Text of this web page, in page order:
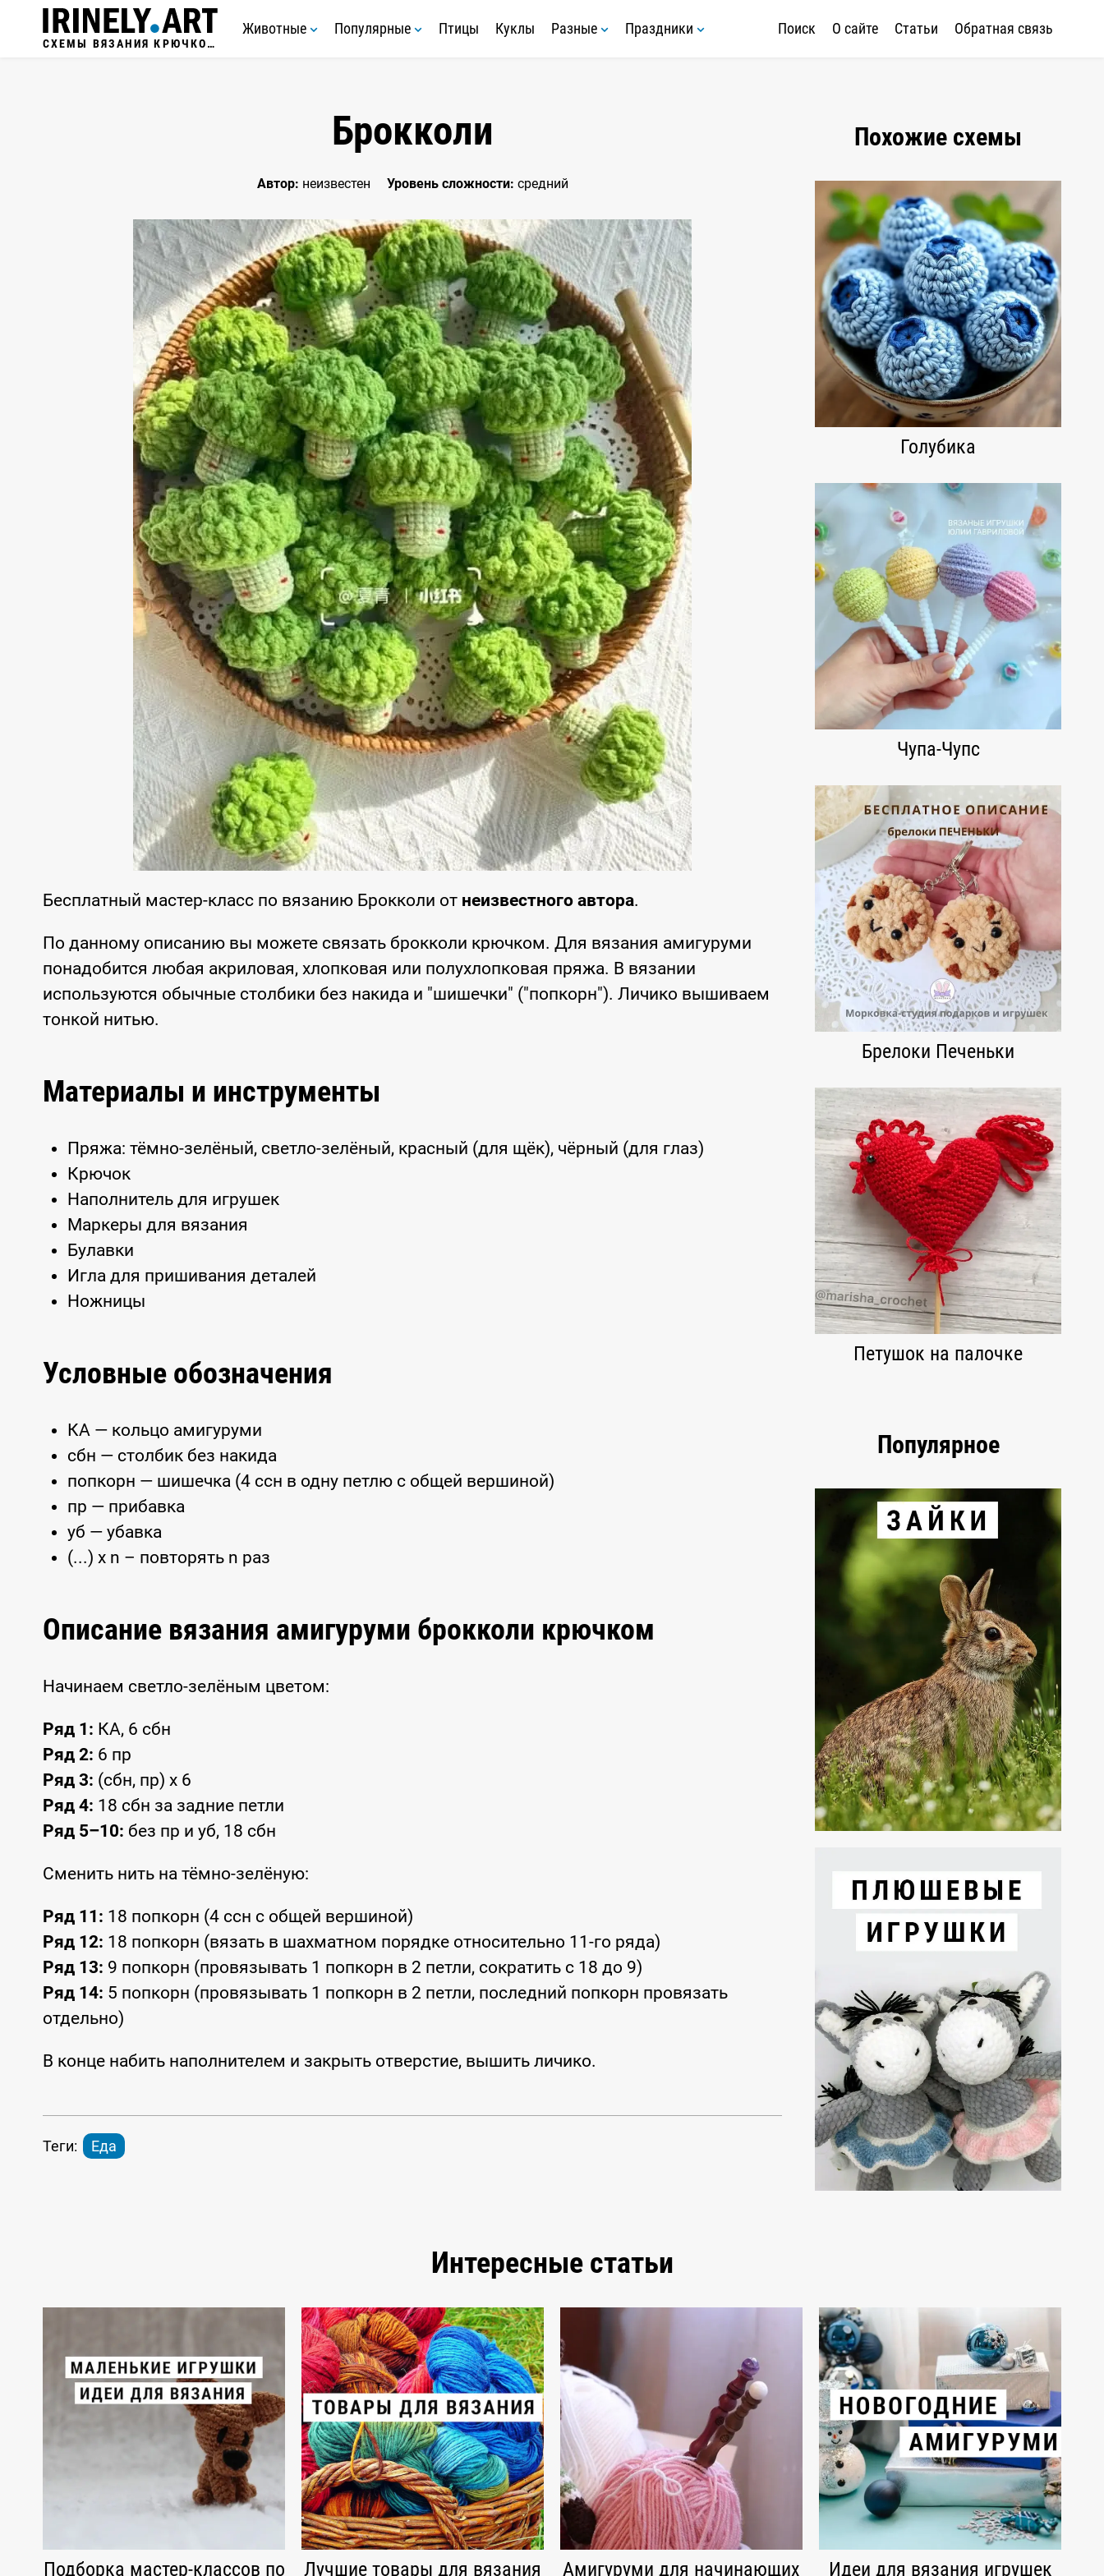
СХЕМЫ ВЯЗАНИЯ КРЮЧКОМ
Животные Популярные Птицы Куклы Разные Праздники Поиск О сайте Статьи Обратная связь
Брокколи
Автор: неизвестен Уровень сложности: средний
Бесплатный мастер-класс по вязанию Брокколи от неизвестного автора.
По данному описанию вы можете связать брокколи крючком. Для вязания амигуруми
понадобится любая акриловая, хлопковая или полухлопковая пряжа. В вязании
используются обычные столбики без накида и "шишечки" ("попкорн"). Личико вышиваем
тонкой нитью.
Материалы и инструменты
Пряжа: тёмно-зелёный, светло-зелёный, красный (для щёк), чёрный (для глаз)
Крючок
Наполнитель для игрушек
Маркеры для вязания
Булавки
Игла для пришивания деталей
Ножницы
Условные обозначения
КА — кольцо амигуруми
сбн — столбик без накида
попкорн — шишечка (4 ссн в одну петлю с общей вершиной)
пр — прибавка
уб — убавка
(...) x n – повторять n раз
Описание вязания амигуруми брокколи крючком
Начинаем светло-зелёным цветом:
Ряд 1: КА, 6 сбн
Ряд 2: 6 пр
Ряд 3: (сбн, пр) х 6
Ряд 4: 18 сбн за задние петли
Ряд 5–10: без пр и уб, 18 сбн
Сменить нить на тёмно-зелёную:
Ряд 11: 18 попкорн (4 ссн с общей вершиной)
Ряд 12: 18 попкорн (вязать в шахматном порядке относительно 11-го ряда)
Ряд 13: 9 попкорн (провязывать 1 попкорн в 2 петли, сократить с 18 до 9)
Ряд 14: 5 попкорн (провязывать 1 попкорн в 2 петли, последний попкорн провязать
отдельно)
В конце набить наполнителем и закрыть отверстие, вышить личико.
Теги: Еда
Похожие схемы
Голубика
Чупа-Чупс
Брелоки Печеньки
Петушок на палочке
Популярное
Интересные статьи
Подборка мастер-классов по Лучшие товары для вязания Амигуруми для начинающих Идеи для вязания игрушек